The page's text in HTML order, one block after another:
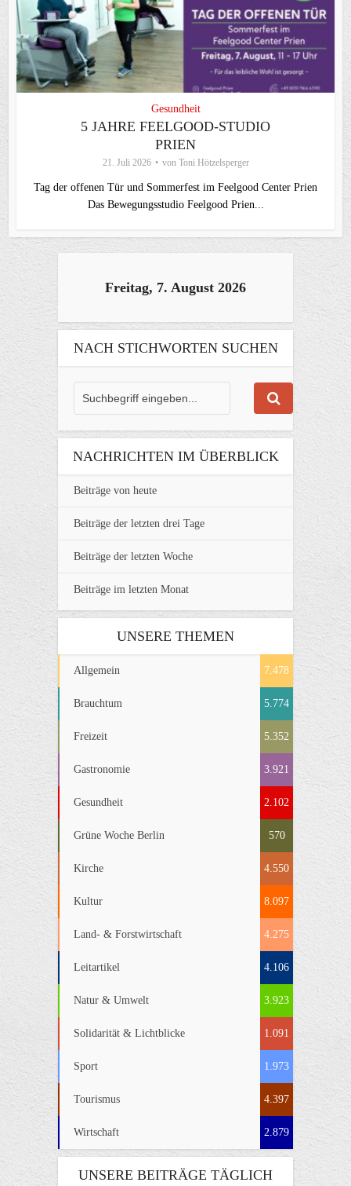
Gesundheit
5 JAHRE FEELGOOD-STUDIO
PRIEN
21. Juli 2026 von Toni Hötzelsperger
Tag der offenen Tür und Sommerfest im Feelgood Center Prien
Das Bewegungsstudio Feelgood Prien...
Freitag, 7. August 2026
NACH STICHWORTEN SUCHEN
NACHRICHTEN IM ÜBERBLICK
Beiträge von heute
Beiträge der letzten drei Tage
Beiträge der letzten Woche
Beiträge im letzten Monat
UNSERE THEMEN
Allgemein 7.478
Brauchtum 5.774
Freizeit 5.352
Gastronomie 3.921
Gesundheit 2.102
Grüne Woche Berlin 570
Kirche 4.550
Kultur 8.097
Land- & Forstwirtschaft 4.275
Leitartikel 4.106
Natur & Umwelt 3.923
Solidarität & Lichtblicke 1.091
Sport 1.973
Tourismus 4.397
Wirtschaft 2.879
UNSERE BEITRÄGE TÄGLICH